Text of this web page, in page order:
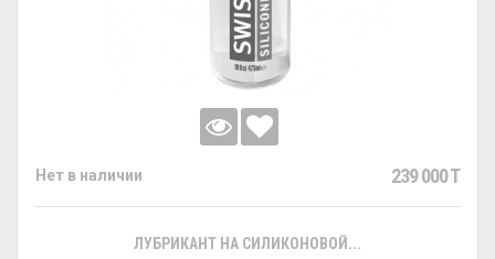
Нет в наличии 239 000 T
ЛУБРИКАНТ НА СИЛИКОНОВОЙ...